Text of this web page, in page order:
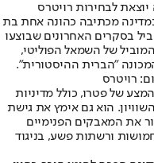
לבחירות רויטרס
מכתיבה כהונה אחת בת
בסקרים האחרונים שבוצעו
המוביל של השמאל הפוליטי,
"הברית ההיסטורית".
רויטרס
של פטרו, כולל מדיניות
הוא גם אימץ את גישת
את המאבקים הפנימיים
ורשתות פשע, בניגוד